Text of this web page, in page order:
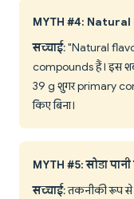
MYTH #4:
सच्चाई: "Natural
compounds हैं। इस
39 g शुगर primary
किए बिना।
MYTH #5: सोडा
सच्चाई: तकनीकी रूप